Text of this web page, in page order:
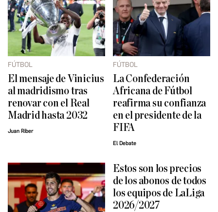
FÚTBOL
El mensaje de Vinicius
al madridismo tras
renovar con el Real
Madrid hasta 2032
Juan Riber
FÚTBOL
La Confederación
Africana de Fútbol
reafirma su confianza
en el presidente de la
FIFA
El Debate
Estos son los precios
de los abonos de todos
los equipos de LaLiga
2026/2027